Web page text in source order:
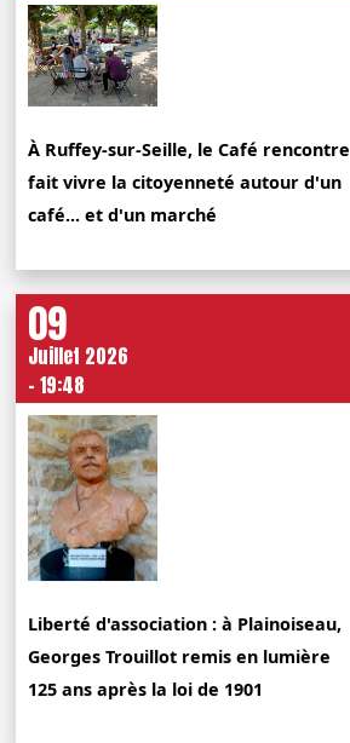
À Ruffey-sur-Seille, le Café rencontre
fait vivre la citoyenneté autour d'un
café... et d'un marché
09
Juillet 2026
- 19:48
Liberté d'association : à Plainoiseau,
Georges Trouillot remis en lumière
125 ans après la loi de 1901